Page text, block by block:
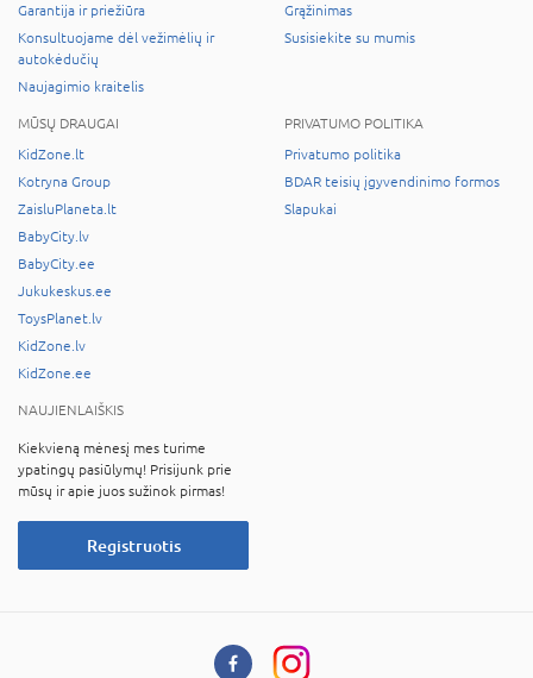
Garantija ir priežiūra
Konsultuojame dėl vežimėlių ir
autokėdučių
Naujagimio kraitelis
Grąžinimas
Susisiekite su mumis
MŪSŲ DRAUGAI
KidZone.lt
Kotryna Group
ZaisluPlaneta.lt
BabyCity.lv
BabyCity.ee
Jukukeskus.ee
ToysPlanet.lv
KidZone.lv
KidZone.ee
PRIVATUMO POLITIKA
Privatumo politika
BDAR teisių įgyvendinimo formos
Slapukai
NAUJIENLAIŠKIS
Kiekvieną mėnesį mes turime
ypatingų pasiūlymų! Prisijunk prie
mūsų ir apie juos sužinok pirmas!
Registruotis